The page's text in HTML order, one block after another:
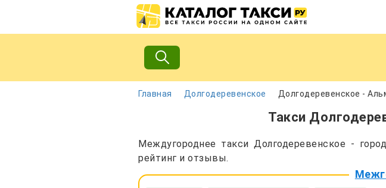
Главная Долгодеревенское Долгодеревенское -
Такси
Междугороднее такси Долгодеревенское -
рейтинг и отзывы.